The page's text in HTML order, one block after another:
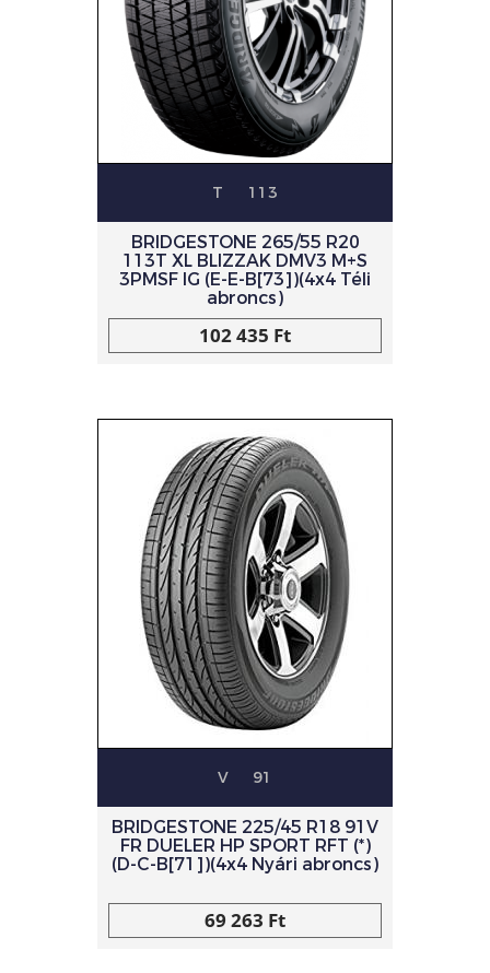
T 113
BRIDGESTONE 265/55 R20
113T XL BLIZZAK DMV3 M+S
3PMSF IG (E-E-B[73])(4x4 Téli
abroncs)
102 435 Ft
V 91
BRIDGESTONE 225/45 R18 91V
FR DUELER HP SPORT RFT (*)
(D-C-B[71])(4x4 Nyári abroncs)
69 263 Ft